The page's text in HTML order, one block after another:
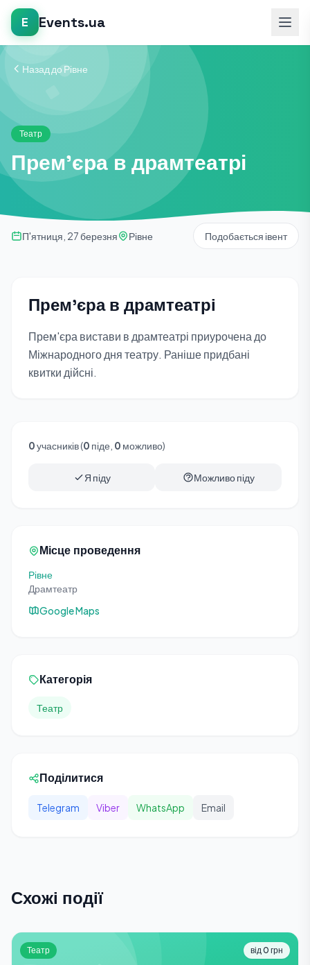
E Events.ua
Назад до Рівне
Театр
Прем'єра в драмтеатрі
П'ятниця, 27 березня Рівне Подобається івент
Прем'єра в драмтеатрі
Прем'єра вистави в драмтеатрі приурочена до
Міжнародного дня театру. Раніше придбані
квитки дійсні.
0учасників (0 піде, 0 можливо)
Я піду Можливо піду
Місце проведення
Рівне
Драмтеатр
Google Maps
Категорія
Театр
Поділитися
Telegram Viber WhatsApp Email
Схожі події
Театр від 0 грн